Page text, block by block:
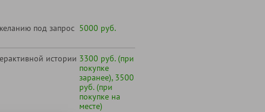
под запрос 5000 руб.
истории 3300 руб. (при
покупке
заранее), 3500
руб. (при
покупке на
месте)